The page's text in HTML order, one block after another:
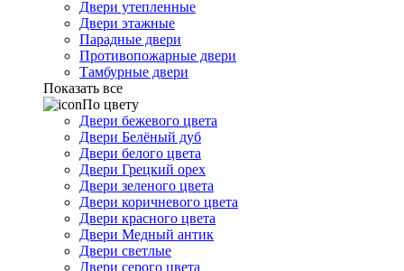
Двери утепленные
Двери этажные
Парадные двери
Противопожарные двери
Тамбурные двери
Показать все
По цвету
Двери бежевого цвета
Двери Белёный дуб
Двери белого цвета
Двери Грецкий орех
Двери зеленого цвета
Двери коричневого цвета
Двери красного цвета
Двери Медный антик
Двери светлые
Двери серого цвета